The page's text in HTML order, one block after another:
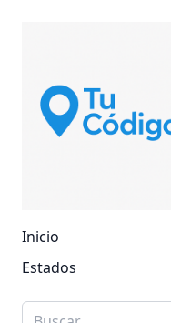
Inicio
Estados